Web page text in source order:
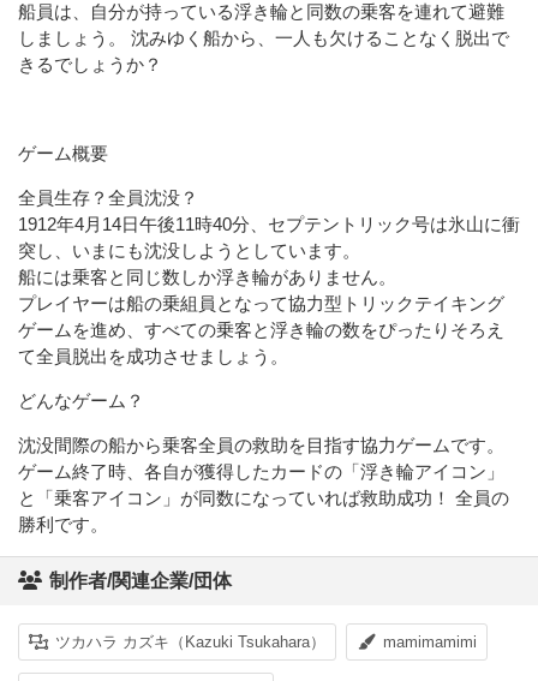
船員は、自分が持っている浮き輪と同数の乗客を連れて避難
しましょう。 沈みゆく船から、一人も欠けることなく脱出で
きるでしょうか？
ゲーム概要
全員生存？全員沈没？
1912年4月14日午後11時40分、セプテントリック号は氷山に衝
突し、いまにも沈没しようとしています。
船には乗客と同じ数しか浮き輪がありません。
プレイヤーは船の乗組員となって協力型トリックテイキング
ゲームを進め、すべての乗客と浮き輪の数をぴったりそろえ
て全員脱出を成功させましょう。
どんなゲーム？
沈没間際の船から乗客全員の救助を目指す協力ゲームです。
ゲーム終了時、各自が獲得したカードの「浮き輪アイコン」
と「乗客アイコン」が同数になっていれば救助成功！ 全員の
勝利です。
制作者/関連企業/団体
ツカハラ カズキ（Kazuki Tsukahara） mamimamimi